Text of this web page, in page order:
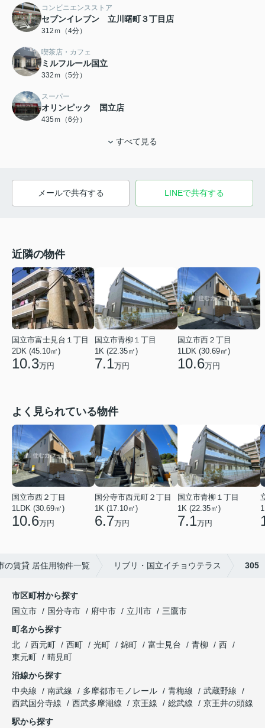
コンビニエンスストア
セブンイレブン 立川曙町３丁目店
312ｍ（4分）
喫茶店・カフェ
ミルフルール国立
332ｍ（5分）
スーパー
オリンピック 国立店
435ｍ（6分）
すべて見る
メールで共有する LINEで共有する
近隣の物件
国立市富士見台１丁目
2DK (45.10㎡)
10.3万円
国立市青柳１丁目
1K (22.35㎡)
7.1万円
国立市西２丁目
1LDK (30.69㎡)
10.6万円
よく見られている物件
国立市西２丁目
1LDK (30.69㎡)
10.6万円
国分寺市西元町２丁目
1K (17.10㎡)
6.7万円
国立市青柳１丁目
1K (22.35㎡)
7.1万円
の賃貸 居住用物件一覧 リブリ・国立イチョウテラス 305
市区町村から探す
国立市
国分寺市 府中市 立川市
三鷹市
町名から探す
北
西元町 西町 光町 錦町 富士見台 青柳
西
東元町
晴見町
沿線から探す
中央線
南武線 多摩都市モノレール 青梅線
武蔵野線
西武国分寺線
西武多摩湖線 京王線 総武線
京王井の頭線
駅から探す